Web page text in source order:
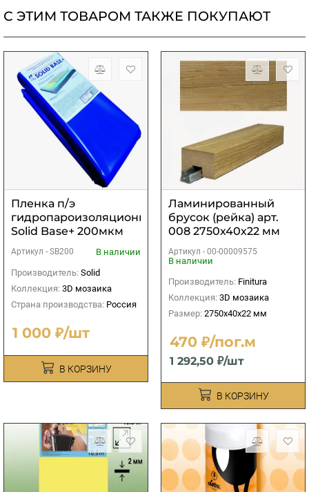
С ЭТИМ ТОВАРОМ ТАКЖЕ ПОКУПАЮТ
Пленка п/э
гидропароизоляционная
Solid Base+ 200мкм
(синяя)
Артикул - SB200
В наличии
Производитель: Solid
Коллекция: 3D мозаика
Страна производства: Россия
1 000 ₽/шт
В КОРЗИНУ
Ламинированный
брусок (рейка) арт.
008 2750х40х22 мм
Артикул - 00-00009575
В наличии
Производитель: Finitura
Коллекция: 3D мозаика
Размер: 2750х40х22 мм
470 ₽/пог.м
1 292,50 ₽/шт
В КОРЗИНУ